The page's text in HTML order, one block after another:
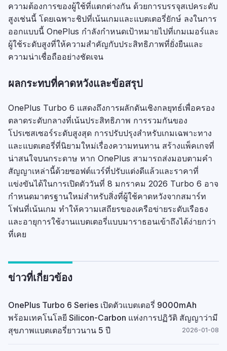
ความต้องการของผู้ใช้ที่แตกต่างกัน ด้วยการบรรจุสเปคระดับ
สูงเช่นนี้ โดยเฉพาะชิปที่เน้นเกมและแบตเตอรี่ยักษ์ ลงในการ
ออกแบบนี้ OnePlus กำลังกำหนดเป้าหมายไปที่เกมเมอร์และ
ผู้ใช้ระดับสูงที่ให้ความสำคัญกับประสิทธิภาพที่ยั่งยืนและ
ความน่าเชื่อถืออย่างชัดเจน
ผลกระทบที่คาดหวังและข้อสรุป
OnePlus Turbo 6 แสดงถึงการผลักดันเชิงกลยุทธ์เพื่อครอง
ตลาดระดับกลางที่เน้นประสิทธิภาพ การรวมกันของ
โปรเซสเซอร์ระดับสูงสุด การปรับปรุงสำหรับเกมเฉพาะทาง
และแบตเตอรี่ที่นิยามใหม่เรื่องความทนทาน สร้างแพ็คเกจที่
น่าสนใจบนกระดาษ หาก OnePlus สามารถส่งมอบตามคำ
สัญญาเหล่านี้ด้วยซอฟต์แวร์ที่ปรับแต่งดีแล้วและราคาที่
แข่งขันได้ในการเปิดตัววันที่ 8 มกราคม 2026 Turbo 6 อาจ
กำหนดมาตรฐานใหม่สำหรับสิ่งที่ผู้ใช้คาดหวังจากสมาร์ท
โฟนที่เน้นเกม ทำให้ความเสถียรของเครือข่ายระดับเรือธง
และอายุการใช้งานแบตเตอรี่แบบมาราธอนเข้าถึงได้ง่ายกว่า
ที่เคย
ข่าวที่เกี่ยวข้อง
OnePlus Turbo 6 Series เปิดตัวแบตเตอรี่ 9000mAh
พร้อมเทคโนโลยี Silicon-Carbon แห่งการปฏิวัติ สัญญาว่ามี
สุขภาพแบตเตอรี่ยาวนาน 5 ปี
2026-01-08